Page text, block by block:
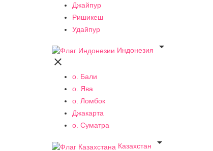
Джайпур
Ришикеш
Удайпур
Индонезия


о. Бали
о. Ява
о. Ломбок
Джакарта
о. Суматра
Казахстан
